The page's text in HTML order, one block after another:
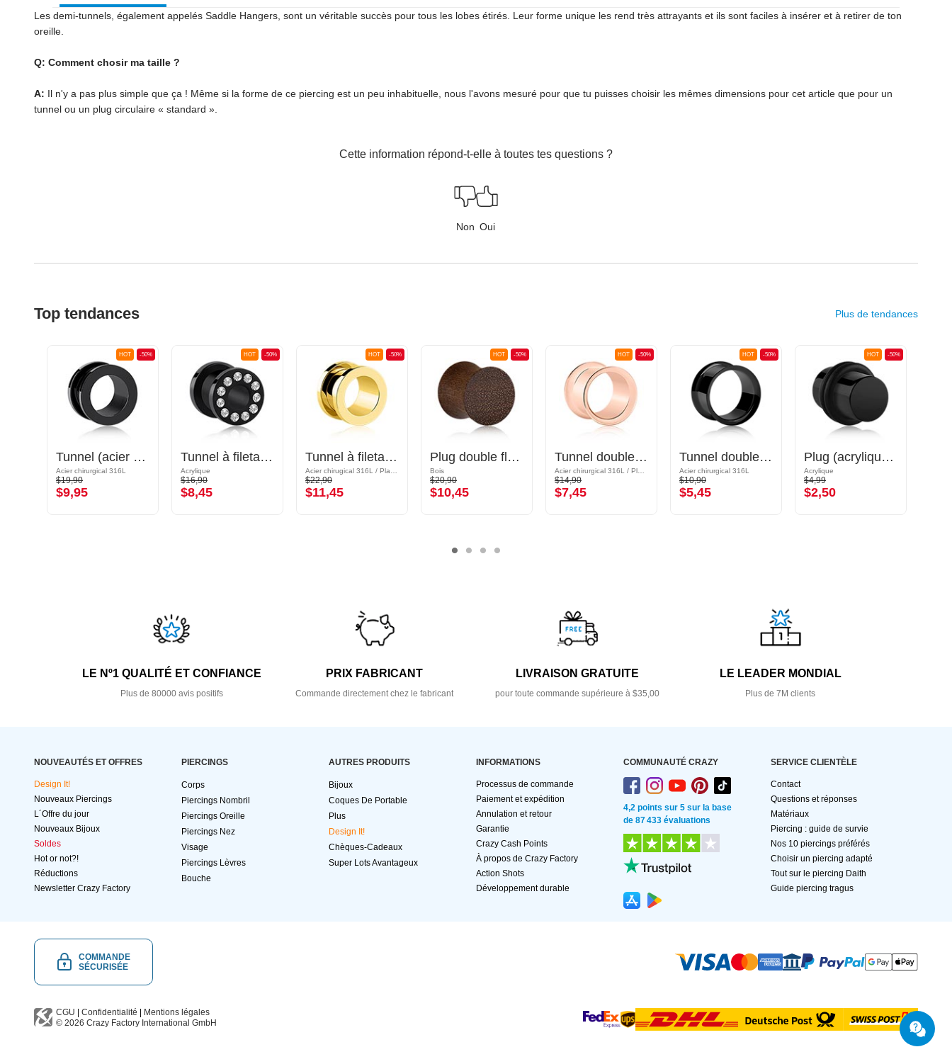
Les demi-tunnels, également appelés Saddle Hangers, sont un véritable succès pour tous les lobes étirés. Leur forme unique les rend très attrayants et ils sont faciles à insérer et à retirer de ton
oreille.
Q: Comment chosir ma taille ?
A: Il n'y a pas plus simple que ça ! Même si la forme de ce piercing est un peu inhabituelle, nous l'avons mesuré pour que tu puisses choisir les mêmes dimensions pour cet article que pour un
tunnel ou un plug circulaire « standard ».
Cette information répond-t-elle à toutes tes questions ?
Non Oui
Top tendances Plus de tendances
-50%
HOT
Tunnel (acier chirurgical, noir)
Acier chirurgical 316L
$19,90
$9,95
-50%
HOT
Tunnel à filetage (acrylique, noir) avec pierres en cristal
Acrylique
$16,90
$8,45
-50%
HOT
Tunnel à filetage (acier chirurgical, or, finition brillante)
$22,90
$11,45
-50%
HOT
Plug double flared (bois)
Bois
$20,90
$10,45
-50%
HOT
Tunnel double flared (acier chirurgical, or rosé)
$14,90
$7,45
-50%
HOT
Tunnel double flared (acier chirurgical, noir)
Acier chirurgical 316L
$10,90
$5,45
-50%
HOT
Plug (acrylique, différentes couleurs) avec élastiques
Acrylique
$4,99
$2,50
LE Nº1 QUALITÉ ET CONFIANCE
Plus de 80000 avis positifs
PRIX FABRICANT
Commande directement chez le fabricant
LIVRAISON GRATUITE
pour toute commande supérieure à $35,00
LE LEADER MONDIAL
Plus de 7M clients
NOUVEAUTÉS ET OFFRES
Design It!
Nouveaux Piercings
L´Offre du jour
Nouveaux Bijoux
Soldes
Hot or not?!
Réductions
Newsletter Crazy Factory
PIERCINGS
Corps
Piercings Nombril
Piercings Oreille
Piercings Nez
Visage
Piercings Lèvres
Bouche
AUTRES PRODUITS
Bijoux
Coques De Portable
Plus
Design It!
Chèques-Cadeaux
Super Lots Avantageux
INFORMATIONS
Processus de commande
Paiement et expédition
Annulation et retour
Garantie
Crazy Cash Points
À propos de Crazy Factory
Action Shots
Développement durable
COMMUNAUTÉ CRAZY
4,2 points sur 5 sur la base
de 87 433 évaluations
SERVICE CLIENTÈLE
Contact
Questions et réponses
Matériaux
Piercing : guide de survie
Nos 10 piercings préférés
Choisir un piercing adapté
Tout sur le piercing Daith
Guide piercing tragus
COMMANDE
SÉCURISÉE
CGU Confidentialité
Mentions légales
© 2026 Crazy Factory International GmbH